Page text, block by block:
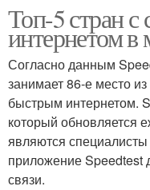
Топ-5 стран
интернетом в
Согласно данным
занимает 86-е место
быстрым интернетом.
который обновляется
являются
приложение Speedtest
связи.